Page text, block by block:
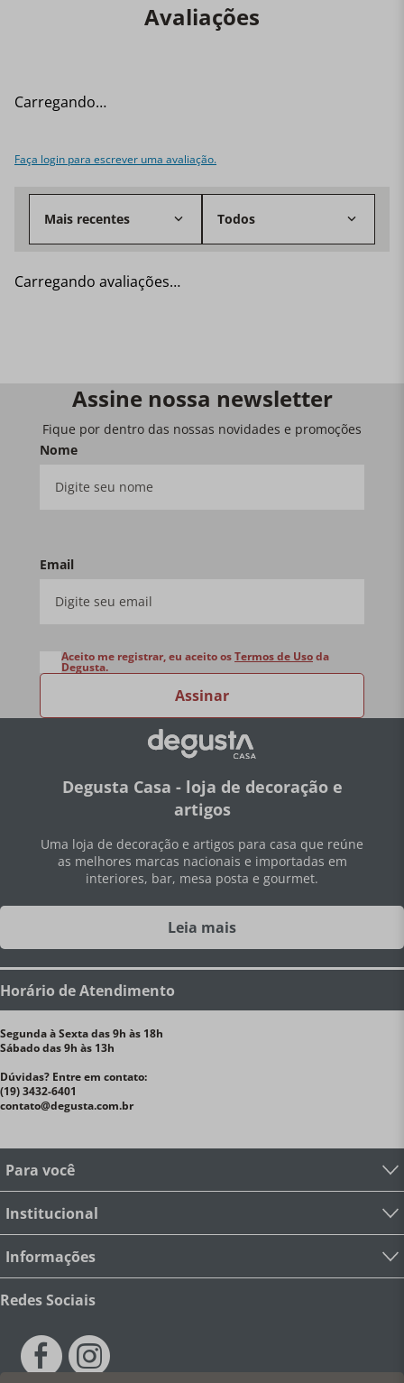
Avaliações
Carregando…
Faça login para escrever uma avaliação.
Mais recentes Todos
Carregando avaliações…
Assine nossa newsletter
Fique por dentro das nossas novidades e promoções
Nome
Email
Assinar
Aceito me registrar, eu aceito osTermos de Usoda
Degusta.
Degusta Casa - loja de decoração e
artigos
Uma loja de decoração e artigos para casa que reúne
as melhores marcas nacionais e importadas em
interiores, bar, mesa posta e gourmet.
Leia mais
Horário de Atendimento
Segunda à Sexta das 9h às 18h
Sábado das 9h às 13h
Dúvidas? Entre em contato:
(19) 3432-6401
contato@degusta.com.br
Para você
Institucional
Informações
Redes Sociais